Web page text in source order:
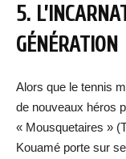
5.
GÉNÉRATION
Alors que le tennis
de nouveaux héros
« Mousquetaires »
Kouamé porte sur